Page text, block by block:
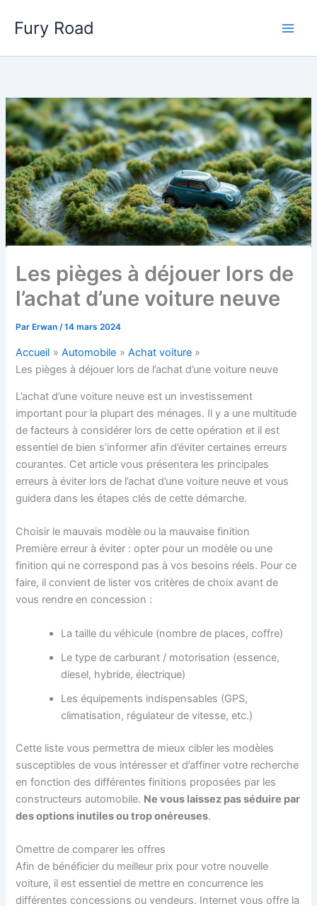
Fury Road
Les pièges à déjouer lors de
l’achat d’une voiture neuve
ParErwan /14 mars 2024
Accueil Automobile
Achat voiture
Les pièges à déjouer lors de l’achat d’une voiture neuve
L’achat d’une voiture neuve est un investissement
important pour la plupart des ménages. Il y a une multitude
de facteurs à considérer lors de cette opération et il est
essentiel de bien s’informer afin d’éviter certaines erreurs
courantes. Cet article vous présentera les principales
erreurs à éviter lors de l’achat d’une voiture neuve et vous
guidera dans les étapes clés de cette démarche.
Choisir le mauvais modèle ou la mauvaise finition
Première erreur à éviter : opter pour un modèle ou une
finition qui ne correspond pas à vos besoins réels. Pour ce
faire, il convient de lister vos critères de choix avant de
vous rendre en concession :
La taille du véhicule (nombre de places, coffre)
Le type de carburant / motorisation (essence,
diesel, hybride, électrique)
Les équipements indispensables (GPS,
climatisation, régulateur de vitesse, etc.)
Cette liste vous permettra de mieux cibler les modèles
susceptibles de vous intéresser et d’affiner votre recherche
en fonction des différentes finitions proposées par les
constructeurs automobile. Ne vous laissez pas séduire par
des options inutiles ou trop onéreuses.
Omettre de comparer les offres
Afin de bénéficier du meilleur prix pour votre nouvelle
voiture, il est essentiel de mettre en concurrence les
différentes concessions ou vendeurs. Internet vous offre la